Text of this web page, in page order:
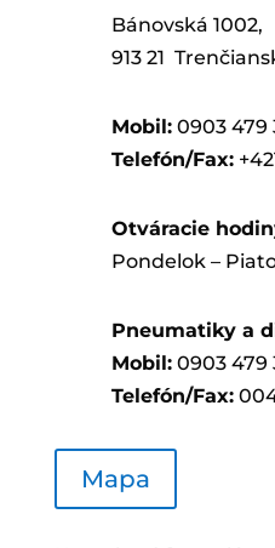
Bánovská 1002,
913 21
Mobil:0903 479
Telefón/Fax:
Otváracie
Pondelok –
Pneumatiky a
Mobil:0903 479
Telefón/Fax:
Mapa